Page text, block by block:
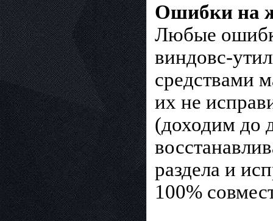
Ошибки на
Любые
виндовс-
средствами
их не
(доходим до
раздела и
100%